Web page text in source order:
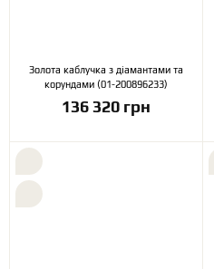
Золота каблучка з діамантами та
корундами (01-200896233)
136 320 грн